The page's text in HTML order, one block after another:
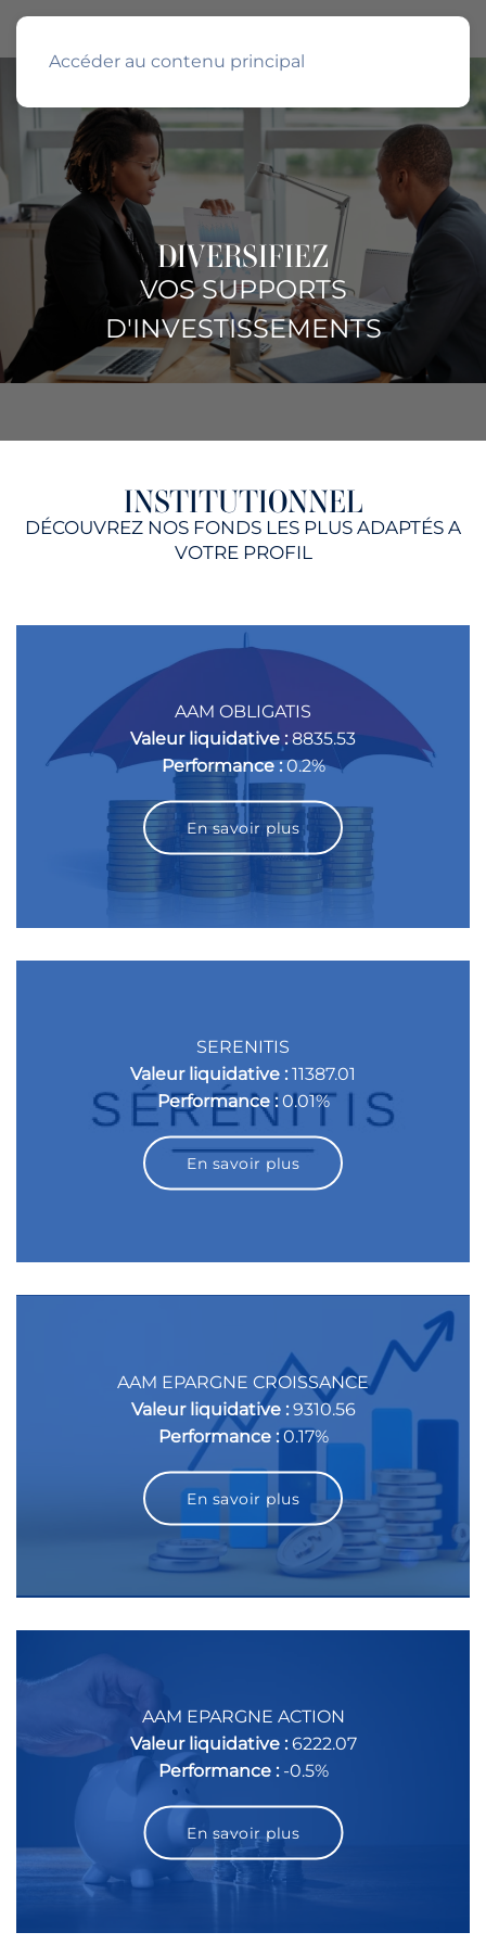
Accéder au contenu principal
DIVERSIFIEZ
VOS SUPPORTS
D'INVESTISSEMENTS
INSTITUTIONNEL
DÉCOUVREZ NOS FONDS LES PLUS ADAPTÉS A
VOTRE PROFIL
AAM OBLIGATIS
Valeur liquidative : 8835.53
Performance : 0.2%
En savoir plus
SERENITIS
Valeur liquidative : 11387.01
Performance : 0.01%
En savoir plus
AAM EPARGNE CROISSANCE
Valeur liquidative : 9310.56
Performance : 0.17%
En savoir plus
AAM EPARGNE ACTION
Valeur liquidative : 6222.07
Performance : -0.5%
En savoir plus